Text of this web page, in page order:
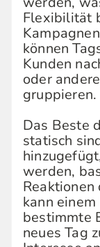
Flexibilität
können
Kunden
oder
gruppieren.
Das Beste
statisch
werden,
kann
bestimmte
neues Tag